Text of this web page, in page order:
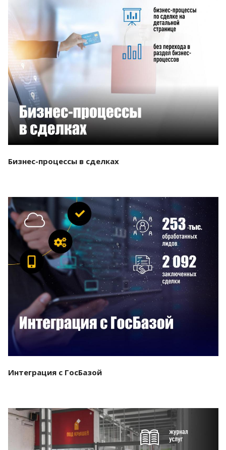
Бизнес-процессы в сделках
Смотреть проект
Интеграция с ГосБазой